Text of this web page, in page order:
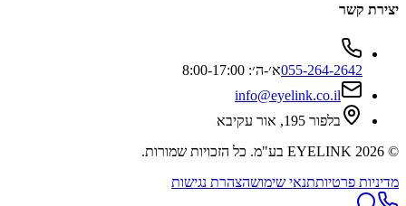
יצירת קשר
055-264-2642א׳-ה׳: 8:00-17:00
info@eyelink.co.il
בלפור 195, אור עקיבא
©
2026 EYELINK בע"מ
. כל הזכויות שמורות.
מדיניות פרטיותתנאי שימושהצהרת נגישות